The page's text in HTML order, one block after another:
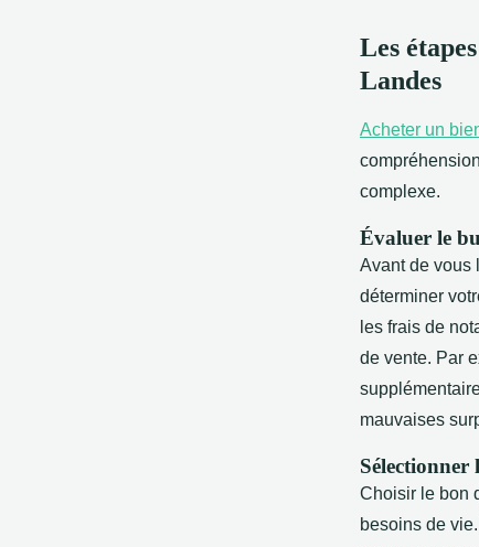
Les
Landes
Acheter un
complexe.
Évaluer le
Avant de vous
déterminer
les frais de
de vente. Par
mauvaises
Choisir le bon
besoins de